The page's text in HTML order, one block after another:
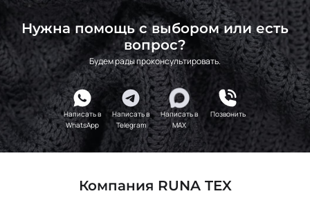
Нужна помощь с выбором или есть
вопрос?
Будем рады проконсультировать.
Написать в
WhatsApp
Написать в
Telegram
Написать в
MAX
Позвонить
Компания RUNA TEX